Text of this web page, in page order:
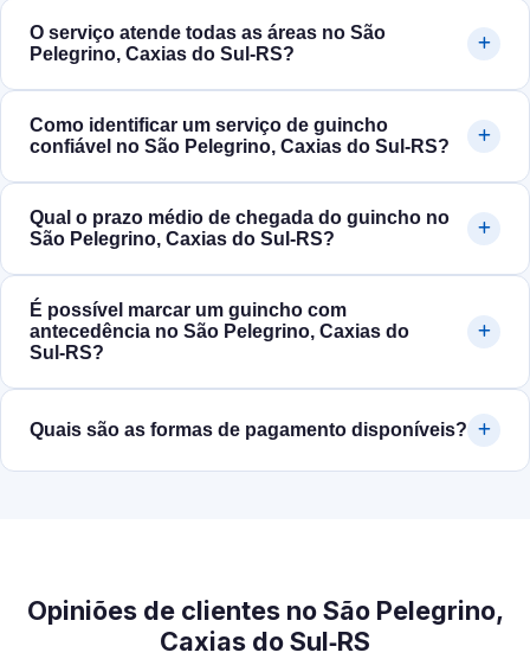
O serviço atende todas as áreas no São
Pelegrino, Caxias do Sul‑RS?
Como identificar um serviço de guincho
confiável no São Pelegrino, Caxias do Sul‑RS?
Qual o prazo médio de chegada do guincho no
São Pelegrino, Caxias do Sul‑RS?
É possível marcar um guincho com
antecedência no São Pelegrino, Caxias do
Sul‑RS?
Quais são as formas de pagamento disponíveis?
Opiniões de clientes no São Pelegrino,
Caxias do Sul‑RS